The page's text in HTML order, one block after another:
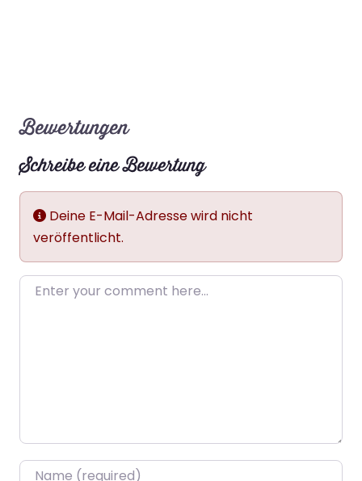
Bewertungen
Schreibe eine Bewertung
Deine E-Mail-Adresse wird nicht
veröffentlicht.
Enter your comment here…
Name*